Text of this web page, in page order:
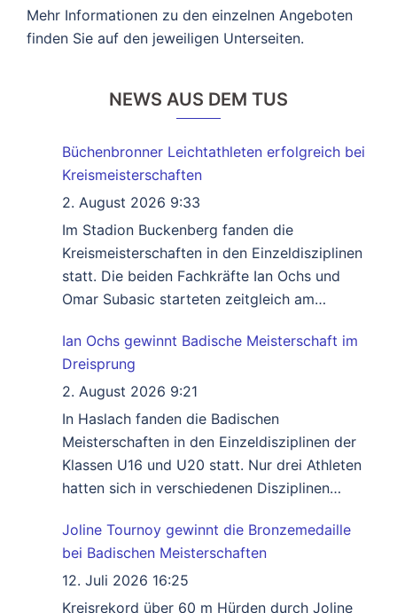
Mehr Informationen zu den einzelnen Angeboten
finden Sie auf den jeweiligen Unterseiten.
NEWS AUS DEM TUS
Büchenbronner Leichtathleten erfolgreich bei
Kreismeisterschaften
2. August 2026 9:33
Im Stadion Buckenberg fanden die
Kreismeisterschaften in den Einzeldisziplinen
statt. Die beiden Fachkräfte Ian Ochs und
Omar Subasic starteten zeitgleich am
in Haslach. Dadurch gingen viele Titel an
Athleten, die diese sonst nicht gewonnen
hätten. Die erfolgreichsten Athleten nach Titel
waren Joline Tournoy- Pares Grosjean und
Ian Ochs die jeWeiterlesen …
Ian Ochs gewinnt Badische Meisterschaft im
Dreisprung
2. August 2026 9:21
In Haslach fanden die Badischen
Meisterschaften in den Einzeldisziplinen der
Klassen U16 und U20 statt. Nur drei Athleten
hatten sich in verschiedenen Disziplinen
den Termin der Kreiseinzelmeisterschaft, was
diese wiederum entwertete. Ian Ochs Klasse
M 15 vom SV Büchenbronn der 5. der
Deutschen Meisterschaften in Wattenscheid,
Joline Tournoy gewinnt die Bronzemedaille
bei Badischen Meisterschaften
12. Juli 2026 16:25
Kreisrekord über 60 m Hürden durch Joline